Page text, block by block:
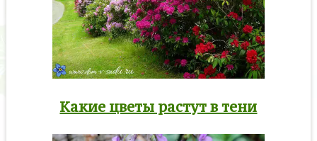
Какие цветы растут в тени